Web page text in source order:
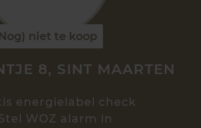
niet te koop
8, SINT MAARTEN
energielabel check
WOZ alarm in